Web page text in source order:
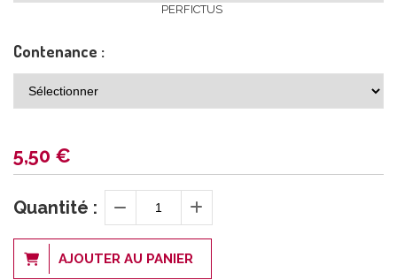
PERFICTUS
Contenance :
5,50 €
Quantité :
AJOUTER AU PANIER